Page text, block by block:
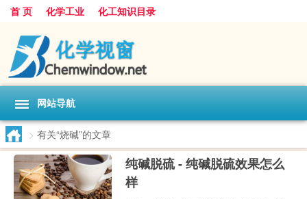
首 页 化学工业 化工知识目录
网站导航
> 有关“烧碱”的文章
纯碱脱硫 - 纯碱脱硫效果怎么
样